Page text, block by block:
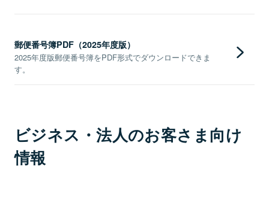
郵便番号簿PDF（2025年度版）
2025年度版郵便番号簿をPDF形式でダウンロードできま
す。
ビジネス・法人のお客さま向け
情報